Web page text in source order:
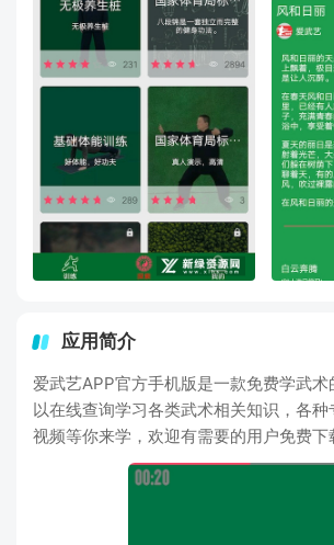
应用简介
爱武艺APP官方手机版是一款免费学武
以在线查询学习各类武术相关知识，各种
视频等你来学，欢迎有需要的用户免费下